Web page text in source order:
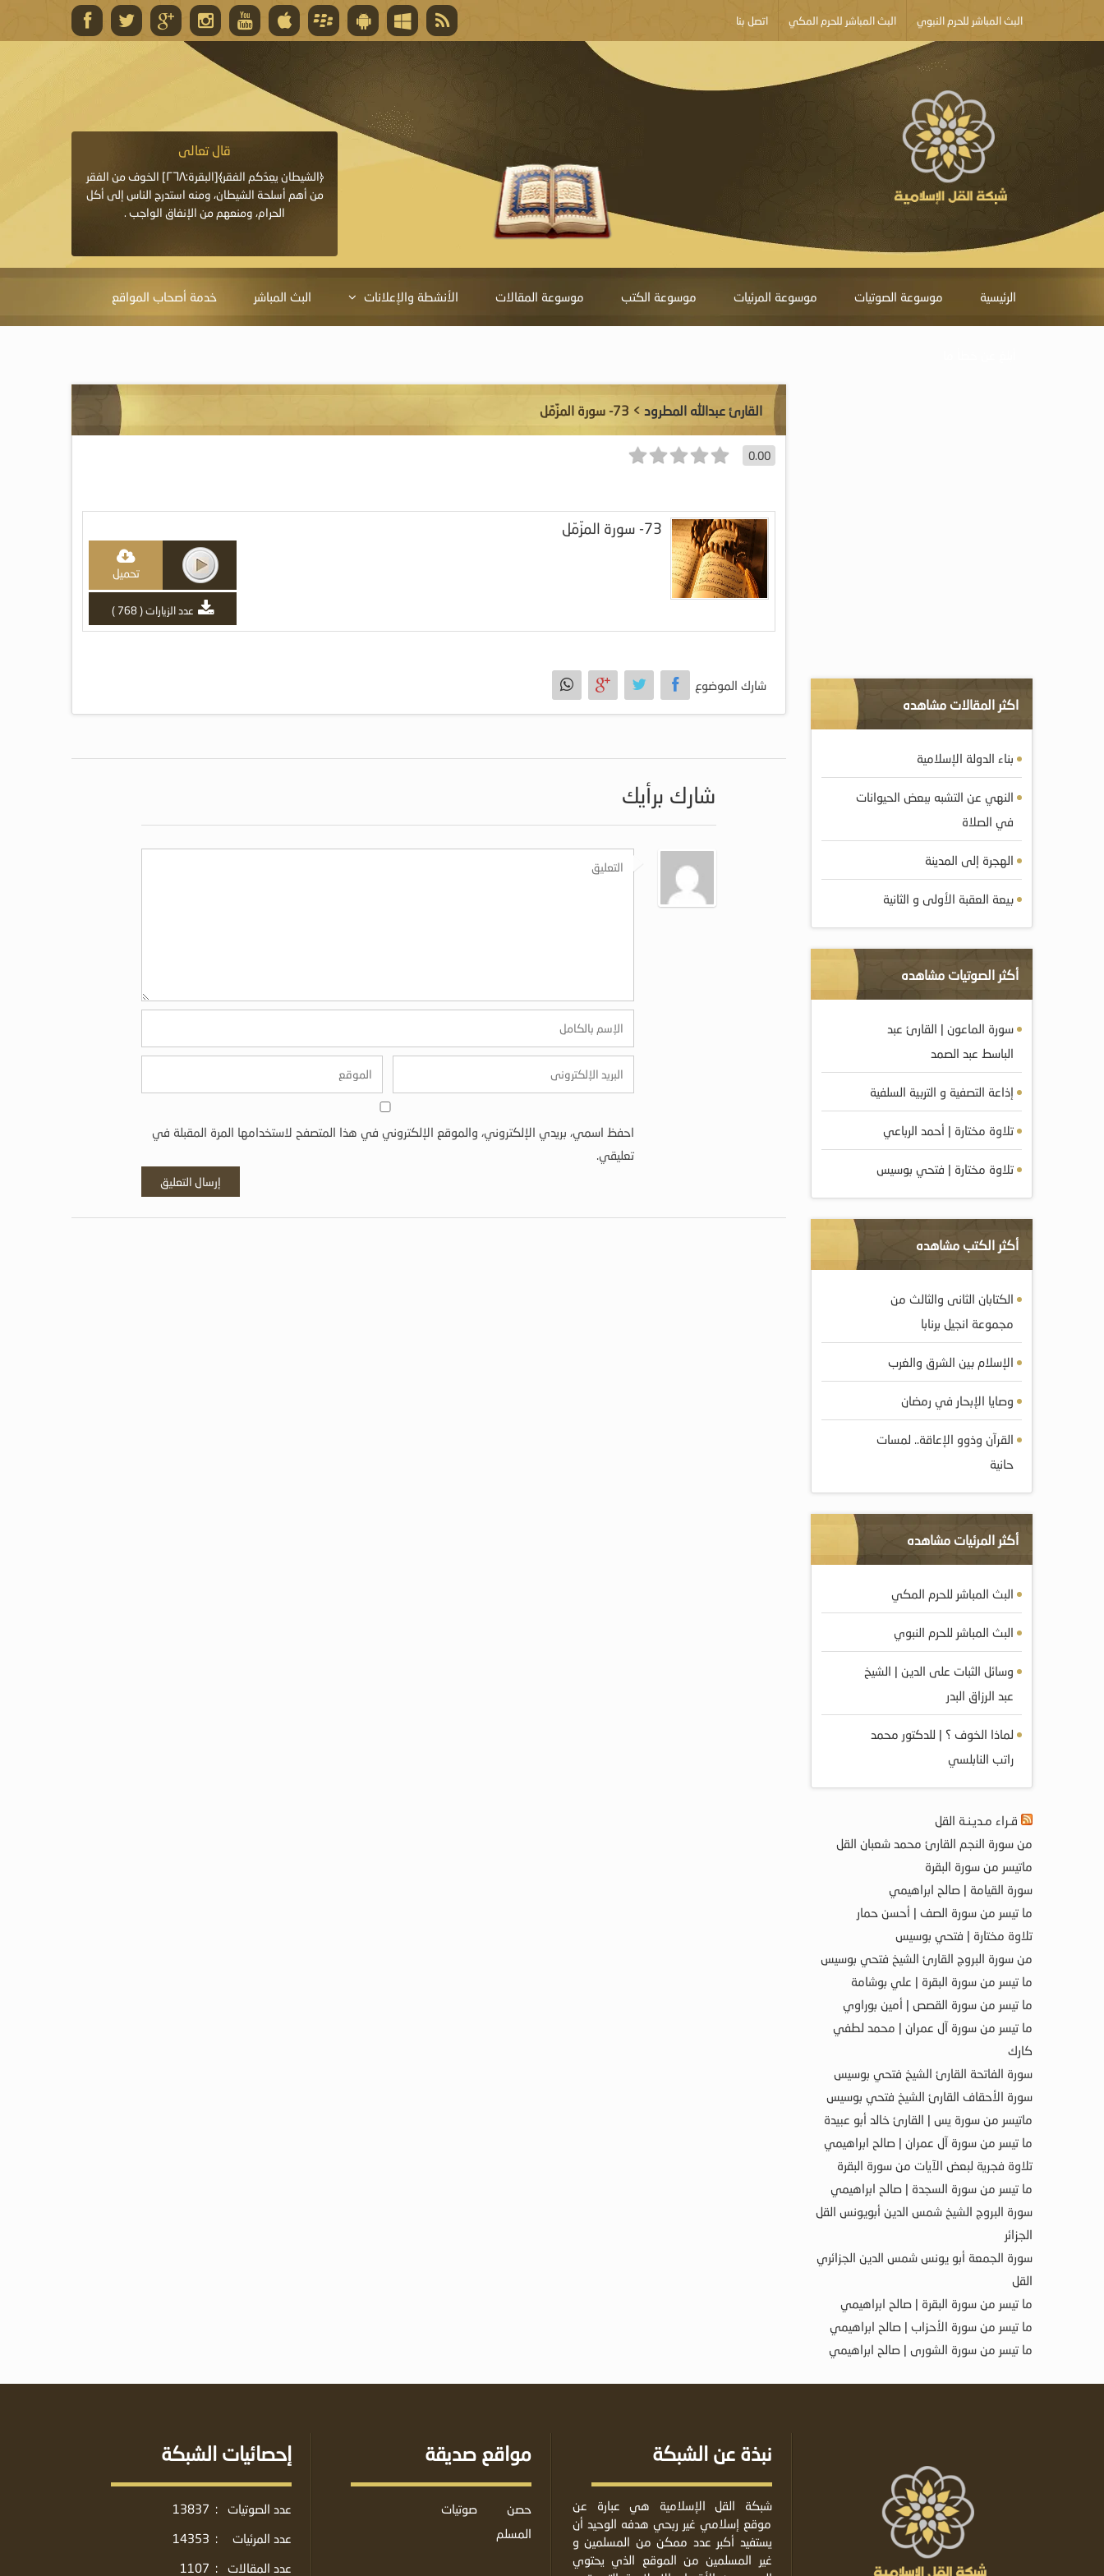
البث المباشر للحرم النبوي البث المباشر للحرم المكي اتصل بنا
قال تعالى
المغفرة لأنها أغلى جائزة، وهي مفتاح باب العطايا التي
قال تعالى
﴿الشيطان يعِدُكم الفقر﴾[البقرة:٢٦٨] الخوف من الفقر
من أهم أسلحة الشيطان، ومنه استدرج الناس إلى أكل
الحرام، ومنعهم من الإنفاق الواجب .
الرئيسية موسوعة الصوتيات موسوعة المرئيات موسوعة الكتب موسوعة المقالات الأنشطة والإعلانات البث المباشر خدمة أصحاب المواقع
القارئ عبدالله المطرود > 73- سورة المزّمّل
0.00
73- سورة المزّمّل
تحميل
عدد الزيارات ( 768 )
شارك الموضوع
شارك برأيك
احفظ اسمي، بريدي الإلكتروني، والموقع الإلكتروني في هذا المتصفح لاستخدامها المرة المقبلة في
تعليقي.
اكثر المقالات مشاهده
بناء الدولة الإسلامية
النهي عن التشبه ببعض الحيوانات
في الصلاة
الهجرة إلى المدينة
بيعة العقبة الأولى و الثانية
أكثر الصوتيات مشاهده
سورة الماعون | القارئ عبد
الباسط عبد الصمد
إذاعة التصفية و التربية السلفية
تلاوة مختارة | أحمد الرباعي
تلاوة مختارة | فتحي بوسيس
أكثر الكتب مشاهده
الكتابان الثانى والثالث من
مجموعة انجيل برنابا
الإسلام بين الشرق والغرب
وصايا الإبحار في رمضان
القرآن وذوو الإعاقة.. لمسات
حانية
أكثر المرئيات مشاهده
البث المباشر للحرم المكي
البث المباشر للحرم النبوي
وسائل الثبات على الدين | الشيخ
عبد الرزاق البدر
لماذا الخوف ؟ | للدكتور محمد
راتب النابلسي
قـراء مـديـنـة القل
من سورة النجم القارئ محمد شعبان القل
ماتيسر من سورة البقرة
سورة القيامة | صالح ابراهيمي
ما تيسر من سورة الصف | أحسن حمار
تلاوة مختارة | فتحي بوسيس
من سورة البروج القارئ الشيخ فتحي بوسيس
ما تيسر من سورة البقرة | علي بوشامة
ما تيسر من سورة القصص | أمين بوراوي
ما تيسر من سورة آل عمران | محمد لطفي
كارك
سورة الفاتحة القارئ الشيخ فتحي بوسيس
سورة الأحقاف القارئ الشيخ فتحي بوسيس
ماتيسر من سورة يس | القارئ خالد أبو عبيدة
ما تيسر من سورة آل عمران | صالح ابراهيمي
تلاوة فجرية لبعض الآيات من سورة البقرة
ما تيسر من سورة السجدة | صالح ابراهيمي
سورة البروج الشيخ شمس الدين أبويونس القل
الجزائر
سورة الجمعة أبو يونس شمس الدين الجزائري
القل
ما تيسر من سورة البقرة | صالح ابراهيمي
ما تيسر من سورة الأحزاب | صالح ابراهيمي
ما تيسر من سورة الشورى | صالح ابراهيمي
نبذة عن الشبكة
شبكة القل الإسلامية هي عبارة عن
موقع إسلامي غير ربحي هدفه الوحيد أن
يستفيد أكبر عدد ممكن من المسلمين و
غير المسلمين من الموقع الذي يحتوي
مواقع صديقة
حصن
المسلم
صوتيات
إحصائيات الشبكة
عدد الصوتيات :
13837
عدد المرئيات
:
14353
عدد المقالات
:
1107